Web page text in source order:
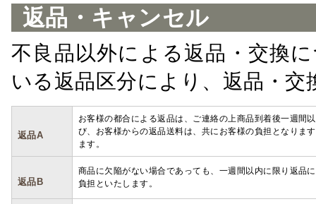
返品・キャンセル
不良品以外による返品・交換
いる返品区分により、返品・
返品A
お客様の都合による返品は、ご連絡の上商品到着後一週間
び、お客様からの返品送料は、共にお客様の負担となりま
ます。
返品B
商品に欠陥がない場合であっても、一週間以内に限り返品
負担といたします。